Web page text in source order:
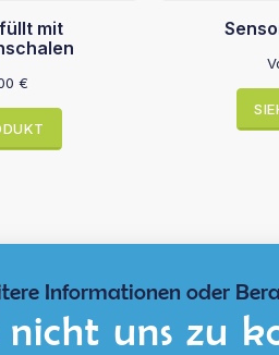
mit
€
Informationen oder
nicht uns zu